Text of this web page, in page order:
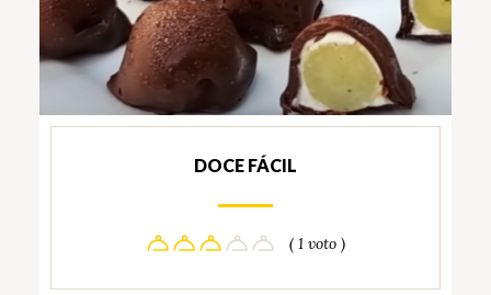
DOCE FÁCIL
( 1 voto )